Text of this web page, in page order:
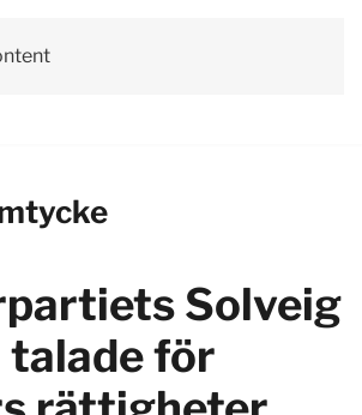
Solveig
talade för